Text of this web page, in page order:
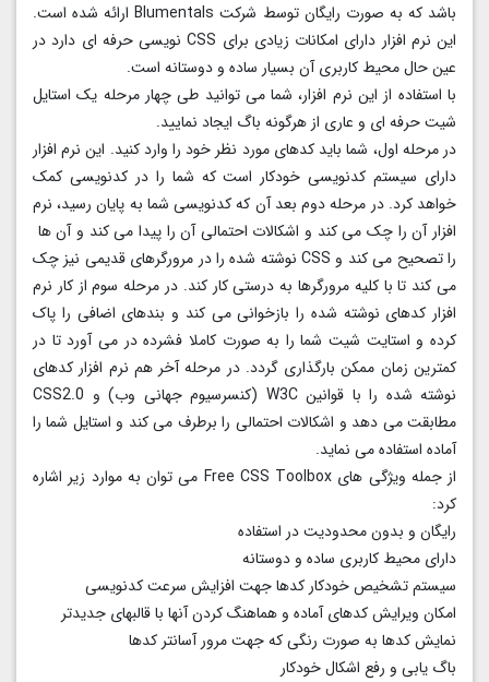
باشد که به صورت رایگان توسط شرکت Blumentals ارائه شده است.
این نرم افزار دارای امکانات زیادی برای CSS نویسی حرفه ای دارد در
عین حال محیط کاربری آن بسیار ساده و دوستانه است.
با استفاده از این نرم افزار، شما می توانید طی چهار مرحله یک استایل
شیت حرفه ای و عاری از هرگونه باگ ایجاد نمایید.
در مرحله اول، شما باید کدهای مورد نظر خود را وارد کنید. این نرم افزار
دارای سیستم کدنویسی خودکار است که شما را در کدنویسی کمک
خواهد کرد. در مرحله دوم بعد آن که کدنویسی شما به پایان رسید، نرم
افزار آن را چک می کند و اشکالات احتمالی آن را پیدا می کند و آن ها
را تصحیح می کند و CSS نوشته شده را در مرورگرهای قدیمی نیز چک
می کند تا با کلیه مرورگرها به درستی کار کند. در مرحله سوم از کار نرم
افزار کدهای نوشته شده را بازخوانی می کند و بندهای اضافی را پاک
کرده و استایت شیت شما را به صورت کاملا فشرده در می آورد تا در
کمترین زمان ممکن بارگذاری گردد. در مرحله آخر هم نرم افزار کدهای
نوشته شده را با قوانین W3C (کنسرسیوم جهانی وب) و CSS2.0
مطابقت می دهد و اشکالات احتمالی را برطرف می کند و استایل شما را
آماده استفاده می نماید.
از جمله ویژگی های Free CSS Toolbox می توان به موارد زیر اشاره
کرد:
رایگان و بدون محدودیت در استفاده
دارای محیط کاربری ساده و دوستانه
سیستم تشخیص خودکار کدها جهت افزایش سرعت کدنویسی
امکان ویرایش کدهای آماده و هماهنگ کردن آنها با قالبهای جدیدتر
نمایش کدها به صورت رنگی که جهت مرور آسانتر کدها
باگ یابی و رفع اشکال خودکار